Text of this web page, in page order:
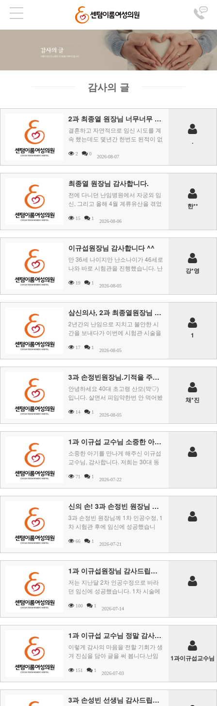
감사의 글
2과 최종열 원장님 너무너무 감사드립니다
결혼하고 자연적으로 임신 시도를 계
속 했는데도 몇년간 한번도 된적이 없
서 가장 유명한 선생 ..
2 0
2026-08-07
.
최종열 원장님 감사합니다.
전에 다니던 난임병원에서 자궁외 임
신, 그리고 올해 4월 계류유산을 겪었
겠다 싶어서 ..
15 1
2026-08-06
한**
이규섭원장님 감사합니다 ^^
​만 36세 나이지만 난소나이가 46세로
나와 바로 시험관을 진행했습니다. 난
난포가 ..
19 1
2026-08-05
강*영
삼신의사, 2과 최종열원장님 감사합니다
2년간의 난임으로 지치고 불안한 시
간을 보내다가 이번에 시험관 시술을
에 후기를 남깁니다.처 ..
17 1
2026-08-05
1
3과 손정빈원장님.기적을 주셨어요
안녕하세요 40대 초고령 산모(꺅♡)
입니다. 살면서 피임약한번 안 먹어봤
도 아닌데, ..
14 1
2026-08-05
채*진
1과 이규섭 교수님 소중한 아기를 만나게 해주셔서 감사합니다.
소중한 아기를 만나게 해주신 이규섭
교수님, 감사합니다. 저희는 30대 동
에 임 ..
71 1
2026-07-22
신의 손! 3과 손정빈 원장님 감사드립니다
3과 손정빈 원장님께 1차 인공수정, 1
차 시험관 후에 임신에 성공했습니
시술은 좀 미루고 ..
66 1
2026-07-21
1과 이규섭원장님 감사드립니다
저는 지난달 2차 인공수정으로 바라
던 임신에 성공했습니다. 1차 시술에
‘기대하지 말자 ..
100 1
2026-07-14
1과 이규섭 교수님 정말 감사합니다!
이렇게 감사의 마음을 전할 기회가 생
겨 진심을 담아 글을 써 봅니다.난임
두려움이 더 컸습니 ..
151 1
2026-07-03
1과이규섭교수님
3과 손성빈 선생님 감사드립니다